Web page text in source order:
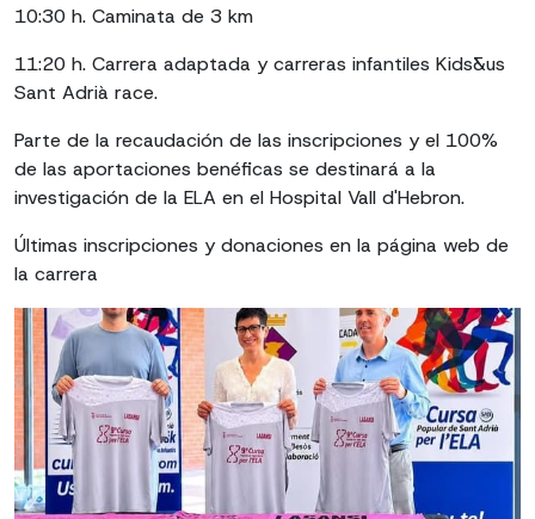
10:30 h. Caminata de 3 km
11:20 h. Carrera adaptada y carreras infantiles Kids&us
Sant Adrià race.
Parte de la recaudación de las inscripciones y el 100%
de las aportaciones benéficas se destinará a la
investigación de la ELA en el Hospital Vall d'Hebron.
Últimas inscripciones y donaciones en la página web de
la carrera